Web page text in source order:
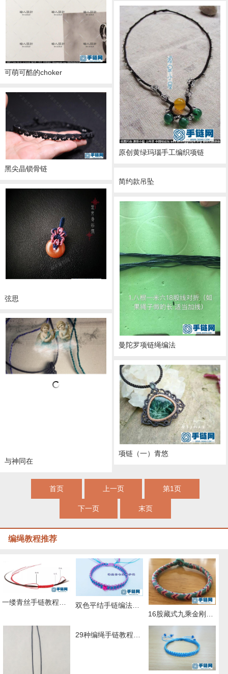
可萌可酷的choker
原创黄绿玛瑙手工编织项链
黑尖晶锁骨链
简约款吊坠
弦思
曼陀罗项链绳编法
与神同在
项链（一）青悠
首页 上一页 第1页
下一页 末页
编绳教程推荐
双色平结手链编法图解，附平结手链收尾方法
29种编绳手链教程，详细清楚热门款式的图解